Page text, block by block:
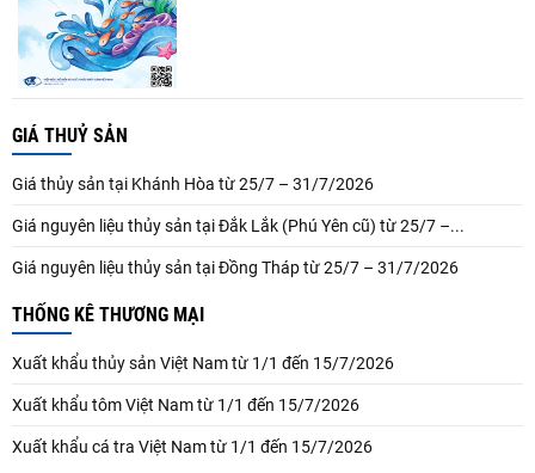
GIÁ THUỶ SẢN
Giá thủy sản tại Khánh Hòa từ 25/7 – 31/7/2026
Giá nguyên liệu thủy sản tại Đắk Lắk (Phú Yên cũ) từ 25/7 –...
Giá nguyên liệu thủy sản tại Đồng Tháp từ 25/7 – 31/7/2026
THỐNG KÊ THƯƠNG MẠI
Xuất khẩu thủy sản Việt Nam từ 1/1 đến 15/7/2026
Xuất khẩu tôm Việt Nam từ 1/1 đến 15/7/2026
Xuất khẩu cá tra Việt Nam từ 1/1 đến 15/7/2026